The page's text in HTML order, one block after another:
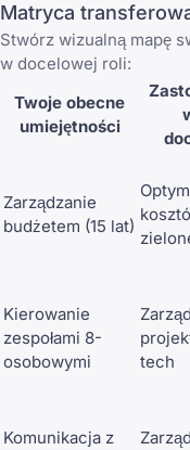
Matryca
Stwórz wizualną mapę
w docelowej roli:
Twoje obecne
umiejętności
Zarządzanie
budżetem (15 lat)
Kierowanie
zespołami 8-
osobowymi
tech
Komunikacja z